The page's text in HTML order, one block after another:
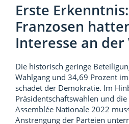
Erste
Franzosen
Interesse an der
Die historisch geringe
Wahlgang und 34,69 Prozent
schadet der Demokratie. Im
Präsidentschaftswahlen und
Assemblée Nationale 2022
Anstrengung der Parteien